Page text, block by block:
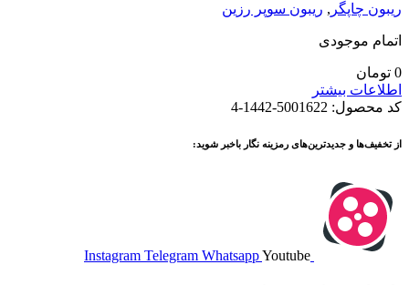
ریبون چاپگر , ریبون سوپر رزین
اتمام موجودی
0 تومان
اطلاعات بیشتر
کد محصول: 5001622-1442-4
از تخفیف‌ها و جدیدترین‌های رمزینه نگار باخبر شوید:
Instagram Telegram WhatsappYoutube